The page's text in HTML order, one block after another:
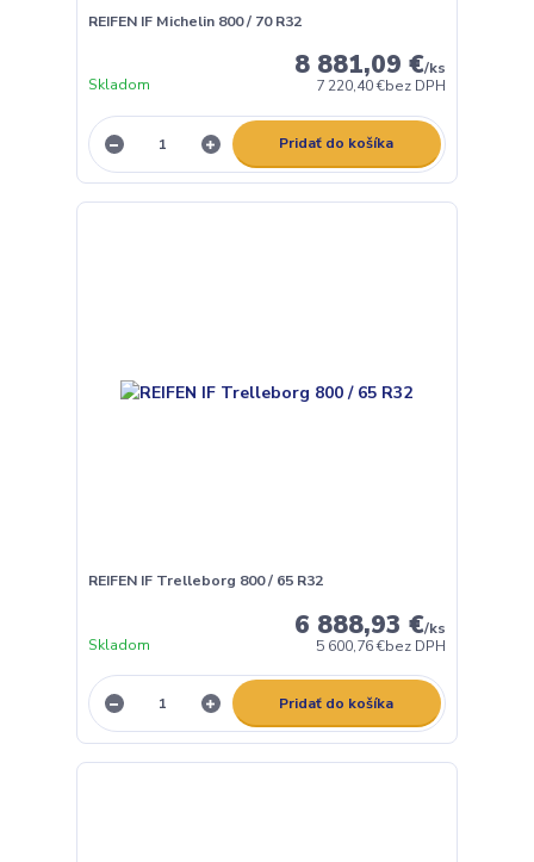
REIFEN IF Michelin 800 / 70 R32
8 881,09 €/ks
7 220,40 €bez DPH
Skladom
Pridať do košíka
REIFEN IF Trelleborg 800 / 65 R32
6 888,93 €/ks
5 600,76 €bez DPH
Skladom
Pridať do košíka